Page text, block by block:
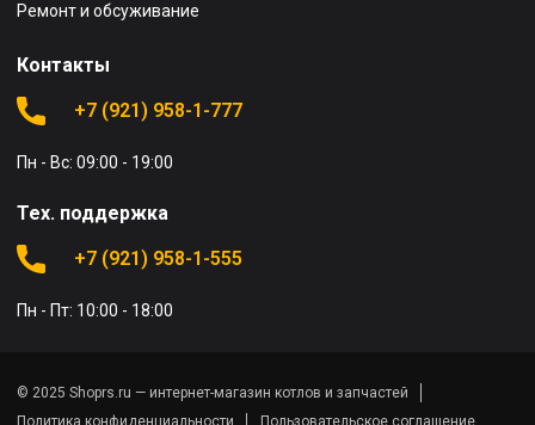
Ремонт и обсуживание
Контакты
+7 (921) 958-1-777
Пн - Вс: 09:00 - 19:00
Тех. поддержка
+7 (921) 958-1-555
Пн - Пт: 10:00 - 18:00
© 2025 Shoprs.ru — интернет-магазин котлов и запчастей
Политика конфиденциальности
Пользовательское соглашение